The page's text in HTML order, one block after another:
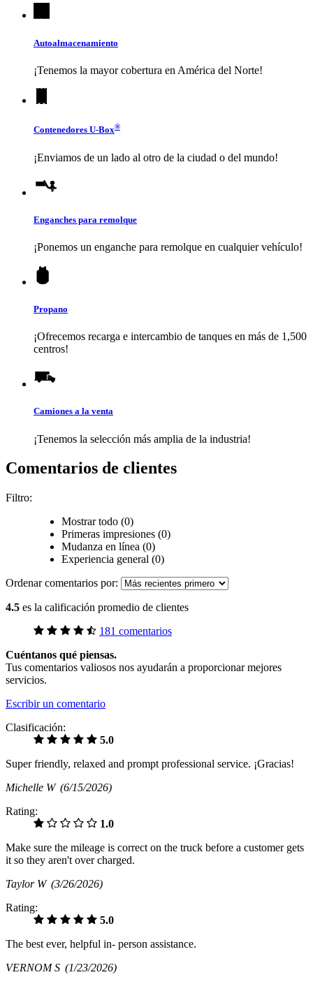
Autoalmacenamiento
¡Tenemos la mayor cobertura en América del Norte!
Contenedores U-Box®
¡Enviamos de un lado al otro de la ciudad o del mundo!
Enganches para remolque
¡Ponemos un enganche para remolque en cualquier vehículo!
Propano
¡Ofrecemos recarga e intercambio de tanques en más de 1,500
centros!
Camiones a la venta
¡Tenemos la selección más amplia de la industria!
Comentarios de clientes
Filtro:
Mostrar todo (0)
Primeras impresiones (0)
Mudanza en línea (0)
Experiencia general (0)
Ordenar comentarios por:
4.5 es la calificación promedio de clientes
181 comentarios
Cuéntanos qué piensas.
Tus comentarios valiosos nos ayudarán a proporcionar mejores
servicios.
Escribir un comentario
Clasificación:
5.0
Super friendly, relaxed and prompt professional service. ¡Gracias!
Michelle W (6/15/2026)
Rating:
1.0
Make sure the mileage is correct on the truck before a customer gets
it so they aren't over charged.
Taylor W (3/26/2026)
Rating:
5.0
The best ever, helpful in- person assistance.
VERNOM S (1/23/2026)